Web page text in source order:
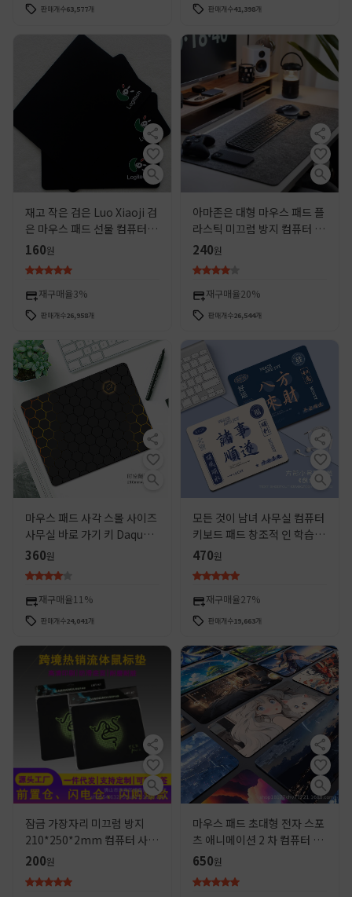
판매개수63,577개 판매개수41,398개
재고 작은 검은 Luo Xiaoji 검
은 마우스 패드 선물 컴퓨터 마
우스 패드 크로스 보더 스몰 사
160원
재구매율3%
판매개수26,958개
아마존은 대형 마우스 패드 플
라스틱 미끄럼 방지 컴퓨터 키
보드 게임 테이블 매트 학생 책
240원
재구매율20%
판매개수26,544개
마우스 패드 사각 스몰 사이즈
사무실 바로 가기 키 Daquan
게임 귀여운 소녀 두꺼운 테이
블 패드 고무 패드 키보드 패드
360원
재구매율11%
판매개수24,041개
모든 것이 남녀 사무실 컴퓨터
키보드 패드 창조적 인 학습 테
이블 패드를 위해 부드럽게 개
인화 된 텍스트 마우스 패드 스
몰 사이즈
470원
재구매율27%
판매개수19,663개
잠금 가장자리 미끄럼 방지
210*250*2mm 컴퓨터 사무
실 전자 게임 두꺼운 마우스 패
200원
마우스 패드 초대형 전자 스포
츠 애니메이션 2 차 컴퓨터 키
보드 소년 소녀 사무실 창조적
650원